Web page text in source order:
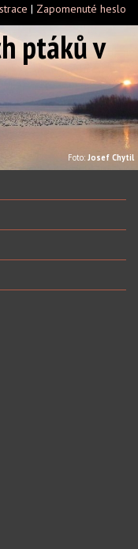
| Zapomenuté heslo
ptáků v
Foto: Josef Chytil